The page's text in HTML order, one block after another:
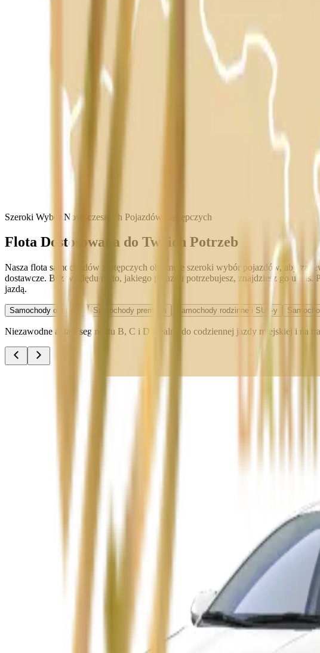
Szeroki Wybór Nowoczesnych Pojazdów Zastępczych
Flota Dostosowana do Twoich Potrzeb
Nasza flota samochodów zastępczych obejmuje szeroki wybór pojazdów, aby
dostawcze. Bez względu na to, jakiego pojazdu potrzebujesz, znajdziesz go u
jazdą.
Samochody osobowe Samochody premium Samochody rodzinne i SUV-y
Niezawodne auta z segmentu B, C i D idealne do codziennej jazdy miejskiej i na